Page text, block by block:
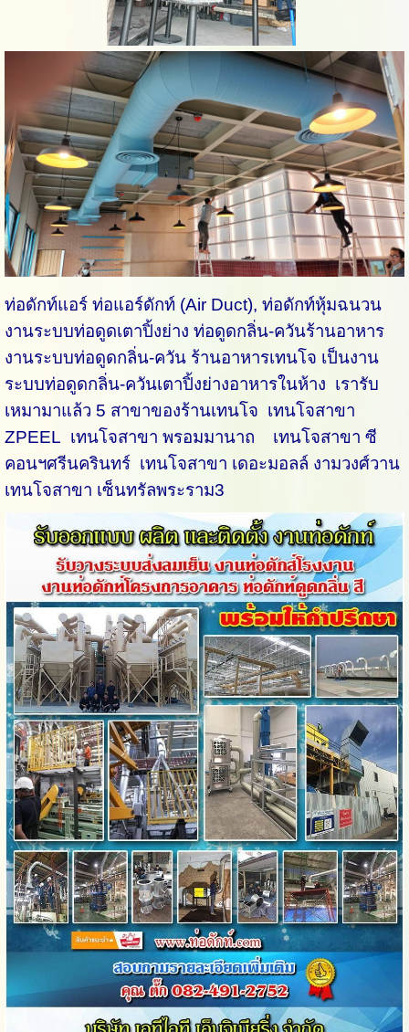
ท่อดักท์แอร์ ท่อแอร์ดักท์ (Air Duct), ท่อดักท์หุ้มฉนวน
งานระบบท่อดูดเตาปิ้งย่าง ท่อดูดกลิ่น-ควันร้านอาหาร
งานระบบท่อดูดกลิ่น-ควัน ร้านอาหารเทนโจ เป็นงาน
ระบบท่อดูดกลิ่น-ควันเตาปิ้งย่างอาหารในห้าง เรารับ
เหมามาแล้ว 5 สาขาของร้านเทนโจ เทนโจสาขา
ZPEEL เทนโจสาขา พรอมมานาถ เทนโจสาขา ซี
คอนฯศรีนครินทร์ เทนโจสาขา เดอะมอลล์ งามวงศ์วาน
เทนโจสาขา เซ็นทรัลพระราม3